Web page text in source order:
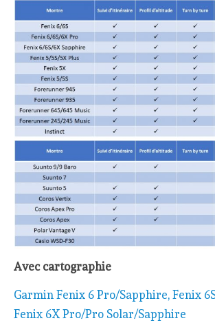
Avec cartographie
Garmin Fenix 6 Pro/Sapphire, Fenix
Fenix 6X Pro/Pro Solar/Sapphire